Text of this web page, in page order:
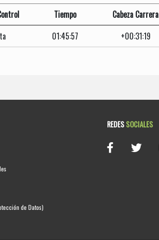
Tiempo Cabeza Carrera
01:45:57 +00:31:19
de Datos)
REDESSOCIALES